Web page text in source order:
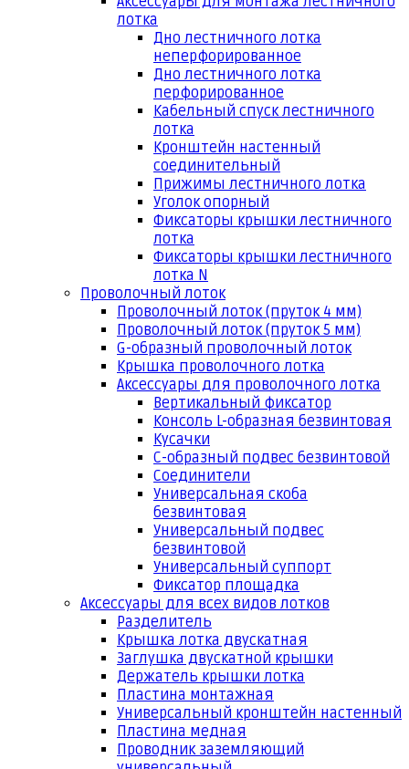
лотка
Дно лестничного лотка
неперфорированное
Дно лестничного лотка
перфорированное
Кабельный спуск лестничного
лотка
Кронштейн настенный
соединительный
Прижимы лестничного лотка
Уголок опорный
Фиксаторы крышки лестничного
лотка
Фиксаторы крышки лестничного
лотка N
Проволочный лоток
Проволочный лоток (пруток 4 мм)
Проволочный лоток (пруток 5 мм)
G-образный проволочный лоток
Крышка проволочного лотка
Аксессуары для проволочного лотка
Вертикальный фиксатор
Консоль L-образная безвинтовая
Кусачки
С-образный подвес безвинтовой
Соединители
Универсальная скоба
безвинтовая
Универсальный подвес
безвинтовой
Универсальный суппорт
Фиксатор площадка
Аксессуары для всех видов лотков
Разделитель
Крышка лотка двускатная
Заглушка двускатной крышки
Держатель крышки лотка
Пластина монтажная
Универсальный кронштейн настенный
Пластина медная
Проводник заземляющий